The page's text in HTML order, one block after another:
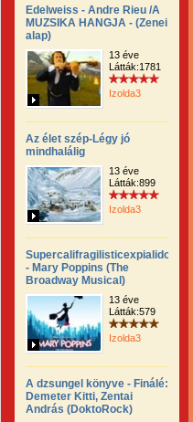
Edelweiss - Andre Rieu /A
MUZSIKA HANGJA - (Zenei
alap)
13 éve
Látták:1781
Izolda3
Az élet szép-Légy jó
mindhalálig
13 éve
Látták:899
Izolda3
Supercalifragilisticexpialidocious
- Mary Poppins (The
Broadway Musical)
13 éve
Látták:579
Izolda3
A dzsungel könyve - Finálé:
Demeter Kitti, Zentai
András (DoktoRock)